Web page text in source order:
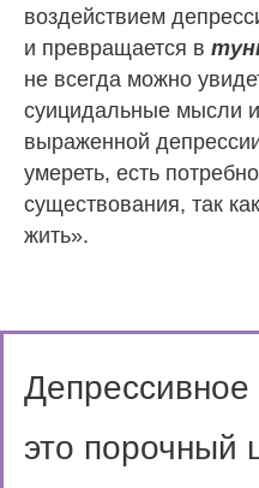
воздействием
и превращается в
не всегда можно
суицидальные мысли
выраженной
умереть, есть
существования, так
жить».
это порочный